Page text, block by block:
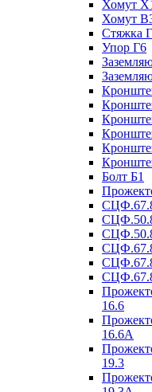
Хомут
Хомут
Стяжка
Упор Г6
Болт Б1
16.6
16.6А
19.3